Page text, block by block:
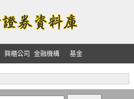
興櫃公司 金融機構 基金